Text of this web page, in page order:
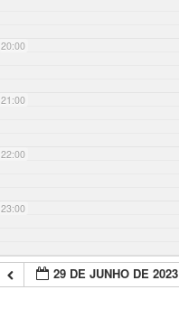
20:00
21:00
22:00
23:00
29 DE JUNHO DE 2023